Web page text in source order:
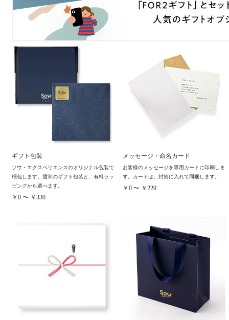
ギフト包装
ソウ・エクスペリエンスのオリジナル包装で
梱包します。通常のギフト包装と、有料ラッ
ピングから選べます。
￥0 〜 ￥330
メッセージ・命名カード
お客様のメッセージを専用カードに印刷しま
す。カードは、封筒に入れて同梱します。
￥0 〜 ￥220